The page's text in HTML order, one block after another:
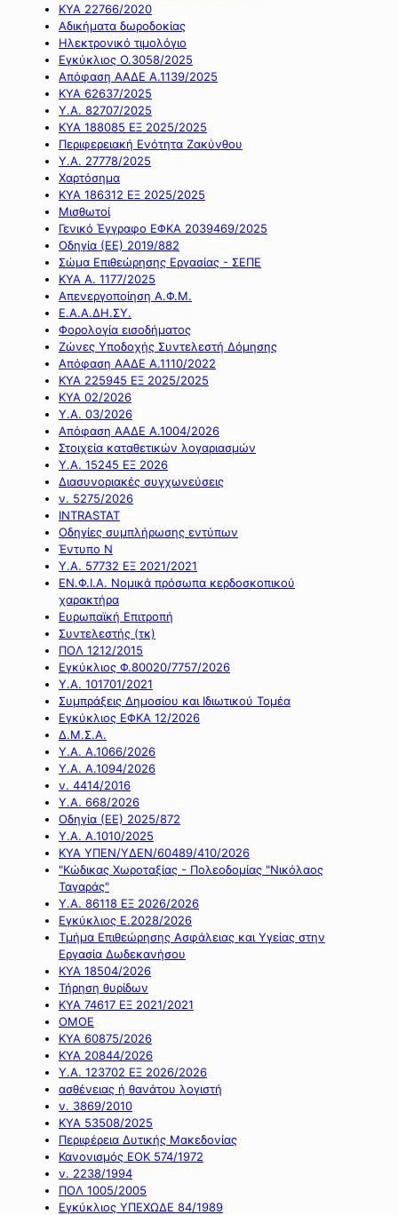
ΚΥΑ 22766/2020
Αδικήματα δωροδοκίας
Ηλεκτρονικό τιμολόγιο
Εγκύκλιος Ο.3058/2025
Απόφαση ΑΑΔΕ Α.1139/2025
ΚΥΑ 62637/2025
Υ.Α. 82707/2025
ΚΥΑ 188085 ΕΞ 2025/2025
Περιφερειακή Ενότητα Ζακύνθου
Υ.Α. 27778/2025
Χαρτόσημα
ΚΥΑ 186312 ΕΞ 2025/2025
Μισθωτοί
Γενικό Έγγραφο ΕΦΚΑ 2039469/2025
Οδηγία (ΕΕ) 2019/882
Σώμα Επιθεώρησης Εργασίας - ΣΕΠΕ
ΚΥΑ Α. 1177/2025
Απενεργοποίηση Α.Φ.Μ.
Ε.Α.Α.ΔΗ.ΣΥ.
Φορολογία εισοδήματος
Ζώνες Υποδοχής Συντελεστή Δόμησης
Απόφαση ΑΑΔΕ Α.1110/2022
ΚΥΑ 225945 ΕΞ 2025/2025
ΚΥΑ 02/2026
Υ.Α. 03/2026
Απόφαση ΑΑΔΕ Α.1004/2026
Στοιχεία καταθετικών λογαριασμών
Υ.Α. 15245 ΕΞ 2026
Διασυνοριακές συγχωνεύσεις
ν. 5275/2026
INTRASTAT
Οδηγίες συμπλήρωσης εντύπων
Έντυπο Ν
Υ.Α. 57732 ΕΞ 2021/2021
ΕΝ.Φ.Ι.Α. Νομικά πρόσωπα κερδοσκοπικού
χαρακτήρα
Ευρωπαϊκή Επιτροπή
Συντελεστής (τκ)
ΠΟΛ 1212/2015
Εγκύκλιος Φ.80020/7757/2026
Υ.Α. 101701/2021
Συμπράξεις Δημοσίου και Ιδιωτικού Τομέα
Εγκύκλιος ΕΦΚΑ 12/2026
Δ.Μ.Σ.Α.
Υ.Α. Α.1066/2026
Υ.Α. Α.1094/2026
ν. 4414/2016
Y.A. 668/2026
Οδηγία (ΕΕ) 2025/872
Υ.Α. Α.1010/2025
ΚΥΑ ΥΠΕΝ/ΥΔΕΝ/60489/410/2026
"Κώδικας Χωροταξίας - Πολεοδομίας "Νικόλαος
Ταγαράς"
Υ.Α. 86118 ΕΞ 2026/2026
Εγκύκλιος Ε.2028/2026
Τμήμα Επιθεώρησης Ασφάλειας και Υγείας στην
Εργασία Δωδεκανήσου
ΚΥΑ 18504/2026
Τήρηση θυρίδων
ΚΥΑ 74617 ΕΞ 2021/2021
ΟΜΟΕ
ΚΥΑ 60875/2026
ΚΥΑ 20844/2026
Υ.Α. 123702 ΕΞ 2026/2026
ασθένειας ή θανάτου λογιστή
ν. 3869/2010
ΚΥΑ 53508/2025
Περιφέρεια Δυτικής Μακεδονίας
Κανονισμός ΕΟΚ 574/1972
ν. 2238/1994
ΠΟΛ 1005/2005
Εγκύκλιος ΥΠΕΧΩΔΕ 84/1989